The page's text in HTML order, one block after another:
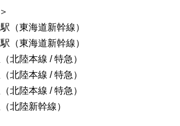
（東海道新幹線）
（東海道新幹線）
北陸本線 / 特急）
北陸本線 / 特急）
北陸本線 / 特急）
北陸新幹線）